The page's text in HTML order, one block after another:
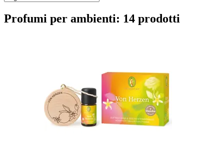
Profumi per ambienti: 14 prodotti